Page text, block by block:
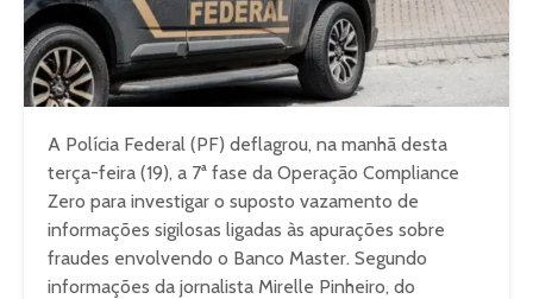
A Polícia Federal (PF) deflagrou, na manhã desta
terça-feira (19), a 7ª fase da Operação Compliance
Zero para investigar o suposto vazamento de
informações sigilosas ligadas às apurações sobre
fraudes envolvendo o Banco Master. Segundo
informações da jornalista Mirelle Pinheiro, do